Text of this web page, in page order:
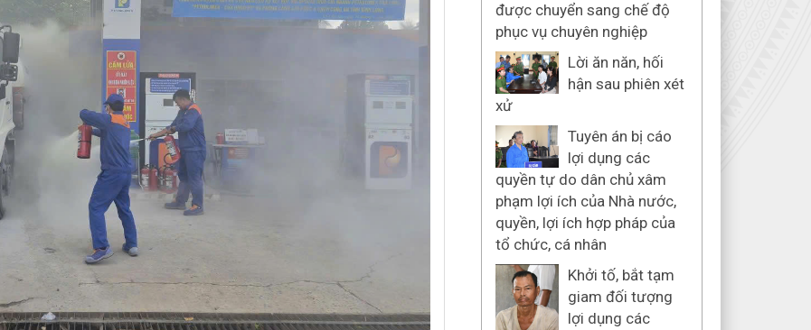
được chuyển sang chế độ
phục vụ chuyên nghiệp
Lời ăn năn, hối
hận sau phiên xét
xử
Tuyên án bị cáo
lợi dụng các
quyền tự do dân chủ xâm
phạm lợi ích của Nhà nước,
quyền, lợi ích hợp pháp của
tổ chức, cá nhân
Khởi tố, bắt tạm
giam đối tượng
lợi dụng các